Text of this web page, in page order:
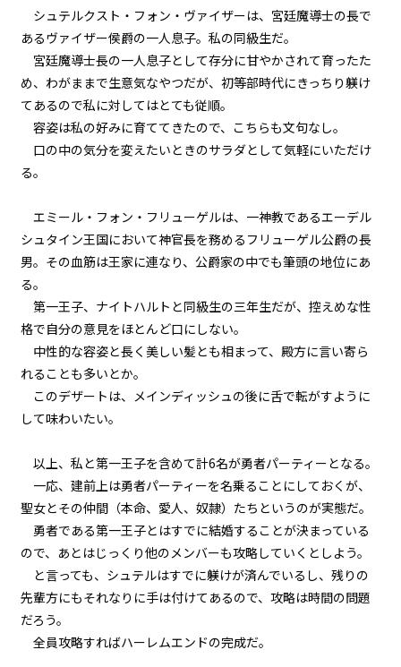
episode39
悪役令嬢、うっかりポロリする。
episode40
悪役令嬢、仲間のおかげで視野が
広くなる。
episode41
episode42
幕間狂言：有能執事、お嬢様へ寄
せる信頼が絶大すぎる。
episode43
小休止：悪役令嬢、地獄でグルメ
紀行。《タコス編》
episode44
episode45
悪役令嬢、新スキルを習得する。
（諸般の事情により途中経過は割
愛）
episode46
悪役令嬢、心は無敵状態。
episode47
ム無双だった件。
シュテルクスト・フォン・ヴァイザーは、宮廷魔導士の長で
あるヴァイザー侯爵の一人息子。私の同級生だ。
宮廷魔導士長の一人息子として存分に甘やかされて育ったた
め、わがままで生意気なやつだが、初等部時代にきっちり躾け
てあるので私に対してはとても従順。
容姿は私の好みに育ててきたので、こちらも文句なし。
口の中の気分を変えたいときのサラダとして気軽にいただけ
る。
エミール・フォン・フリューゲルは、一神教であるエーデル
シュタイン王国において神官長を務めるフリューゲル公爵の長
男。その血筋は王家に連なり、公爵家の中でも筆頭の地位にあ
る。
第一王子、ナイトハルトと同級生の三年生だが、控えめな性
格で自分の意見をほとんど口にしない。
中性的な容姿と長く美しい髪とも相まって、殿方に言い寄ら
れることも多いとか。
このデザートは、メインディッシュの後に舌で転がすように
して味わいたい。
以上、私と第一王子を含めて計6名が勇者パーティーとなる。
一応、建前上は勇者パーティーを名乗ることにしておくが、
聖女とその仲間（本命、愛人、奴隷）たちというのが実態だ。
勇者である第一王子とはすでに結婚することが決まっている
ので、あとはじっくり他のメンバーも攻略していくとしよう。
と言っても、シュテルはすでに躾けが済んでいるし、残りの
先輩方にもそれなりに手は付けてあるので、攻略は時間の問題
だろう。
全員攻略すればハーレムエンドの完成だ。